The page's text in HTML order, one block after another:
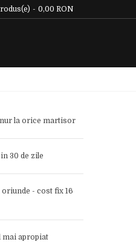
- 0,00 RON
la orice martisor
30 de zile
- cost fix 16
mai apropiat